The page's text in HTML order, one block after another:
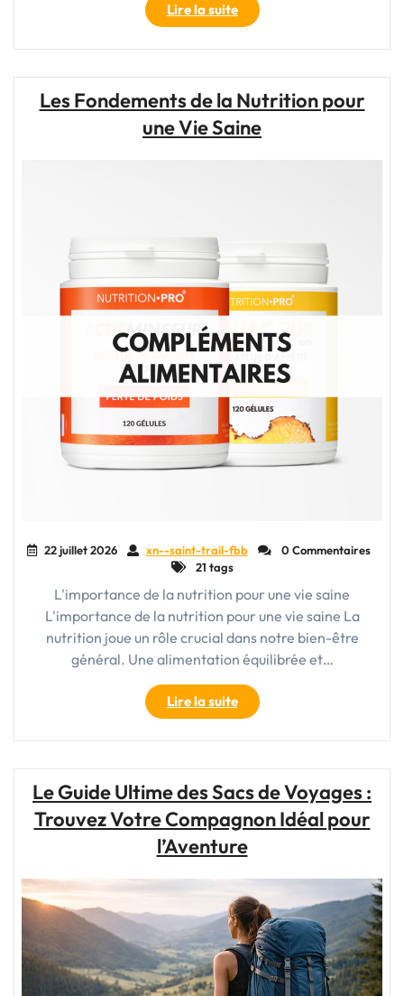
Lire la suite"Développez
votre
potentiel
un
entraînement
Les Fondements de la Nutrition pour
une Vie Saine
22 juillet 2026 xn--saint-trail-fbb
0 Commentaires
21 tags
L'importance de la nutrition pour une vie saine
L'importance de la nutrition pour une vie saine La
nutrition joue un rôle crucial dans notre bien-être
général. Une alimentation équilibrée et…
Lire la suite"Les
Fondements
de
pour
une
Saine"
Le Guide Ultime des Sacs de Voyages :
Trouvez Votre Compagnon Idéal pour
l’Aventure